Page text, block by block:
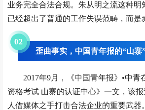
业务完全合法合规。朱从明之流这种明
已经超出了普通的工作失误范畴，而是
02
歪曲事实，中国青年报的“山寨
2017年9月，《中国青年报》•中青
资格考试 山寨的认证中心》一文，该
人借媒体之手打击合法企业的重要武器。